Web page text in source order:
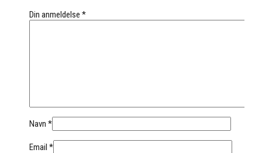
Din anmeldelse *
Navn *
Email *